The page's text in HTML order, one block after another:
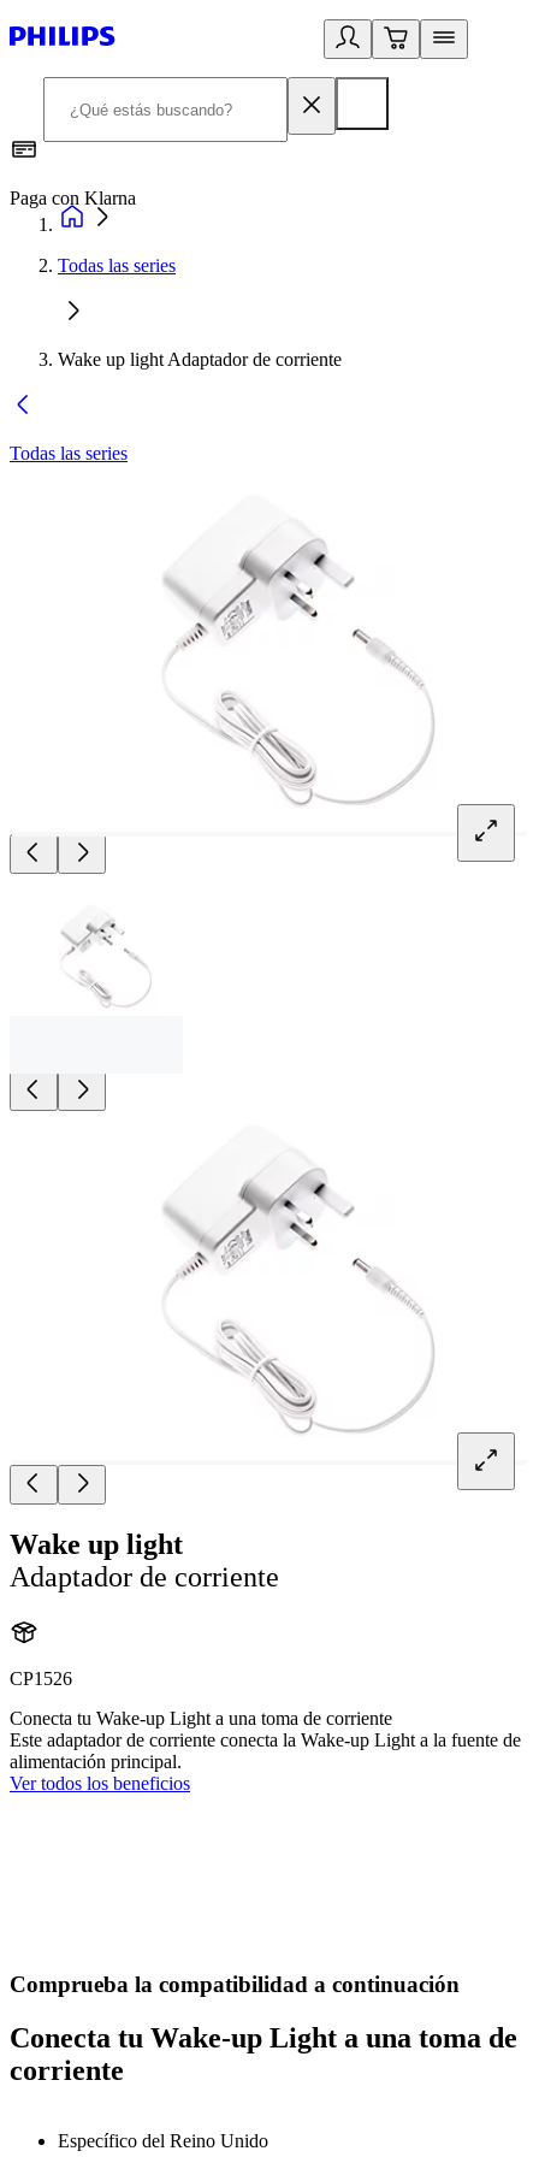
Paga con Klarna
Todas las series
Wake up light Adaptador de corriente
Todas las series
Wake up light
Adaptador de corriente
CP1526
Conecta tu Wake-up Light a una toma de corriente
Este adaptador de corriente conecta la Wake-up Light a la fuente de
alimentación principal.
Ver todos los beneficios
Comprueba la compatibilidad a continuación
Conecta tu Wake-up Light a una toma de
corriente
Específico del Reino Unido